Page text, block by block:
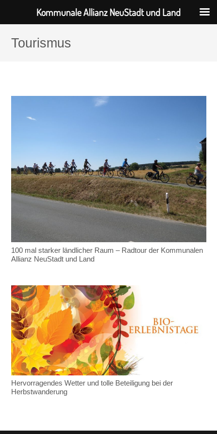
Tourismus
100 mal starker ländlicher Raum – Radtour der Kommunalen
Allianz NeuStadt und Land
Hervorragendes Wetter und tolle Beteiligung bei der
Herbstwanderung
Kommunale Allianz NeuStadt und Land